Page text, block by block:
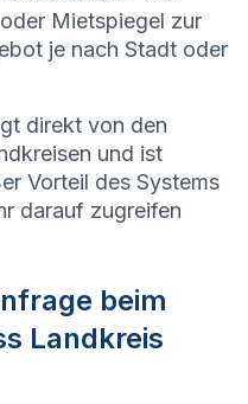
Mietspiegel zur
je nach Stadt oder
direkt von den
und ist
Vorteil des Systems
darauf zugreifen
beim
Landkreis